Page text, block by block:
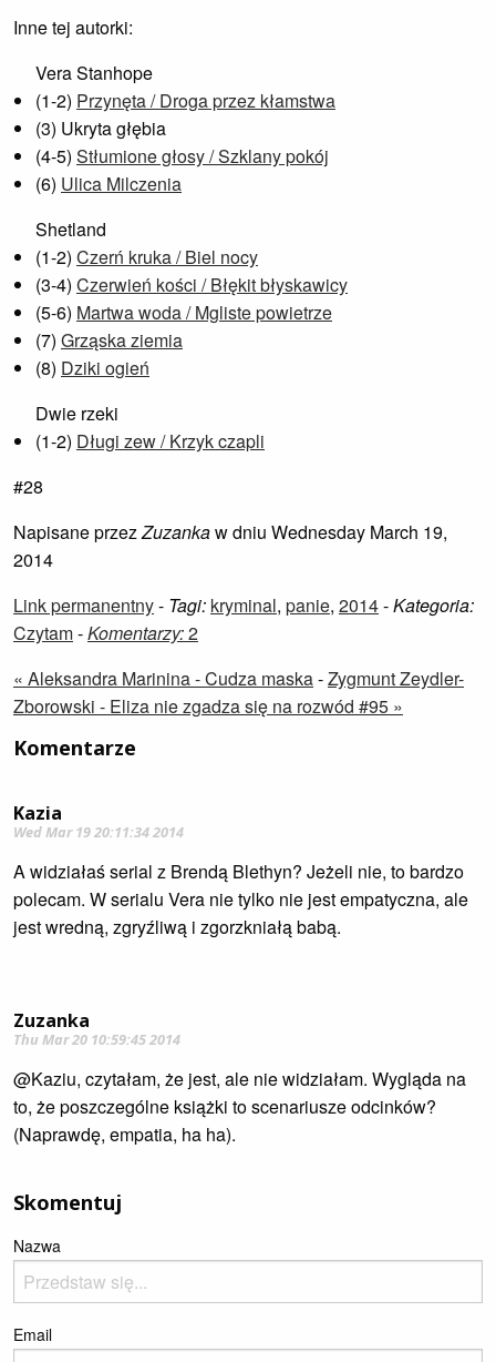
Inne tej autorki:
Vera Stanhope
(1-2) Przynęta / Droga przez kłamstwa
(3) Ukryta głębia
(4-5) Stłumione głosy / Szklany pokój
(6) Ulica Milczenia
Shetland
(1-2) Czerń kruka / Biel nocy
(3-4) Czerwień kości / Błękit błyskawicy
(5-6) Martwa woda / Mgliste powietrze
(7) Grząska ziemia
(8) Dziki ogień
Dwie rzeki
(1-2) Długi zew / Krzyk czapli
#28
Napisane przezZuzankaw dniu Wednesday March 19,
2014
Link permanentny- Tagi: kryminal, panie, 2014-Kategoria:
Czytam-Komentarzy:2
« Aleksandra Marinina - Cudza maska-Zygmunt Zeydler-
Zborowski - Eliza nie zgadza się na rozwód #95 »
Komentarze
Kazia
Wed Mar 19 20:11:34 2014
A widziałaś serial z Brendą Blethyn? Jeżeli nie, to bardzo
polecam. W serialu Vera nie tylko nie jest empatyczna, ale
jest wredną, zgryźliwą i zgorzkniałą babą.
Zuzanka
Thu Mar 20 10:59:45 2014
@Kaziu, czytałam, że jest, ale nie widziałam. Wygląda na
to, że poszczególne książki to scenariusze odcinków?
(Naprawdę, empatia, ha ha).
Skomentuj
Nazwa
Email